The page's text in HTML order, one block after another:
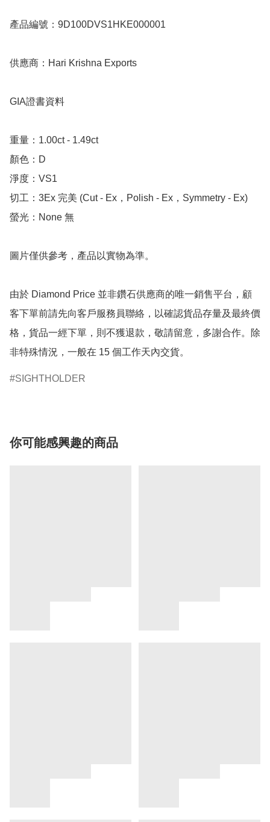
產品編號：9D100DVS1HKE000001
供應商：Hari Krishna Exports
GIA證書資料
重量：1.00ct - 1.49ct
顏色：D
淨度：VS1
切工：3Ex 完美 (Cut - Ex，Polish - Ex，Symmetry - Ex)
螢光：None 無
圖片僅供參考，產品以實物為準。
由於 Diamond Price 並非鑽石供應商的唯一銷售平台，顧
客下單前請先向客戶服務員聯絡，以確認貨品存量及最終價
格，貨品一經下單，則不獲退款，敬請留意，多謝合作。除
非特殊情況，一般在 15 個工作天內交貨。
SIGHTHOLDER
你可能感興趣的商品